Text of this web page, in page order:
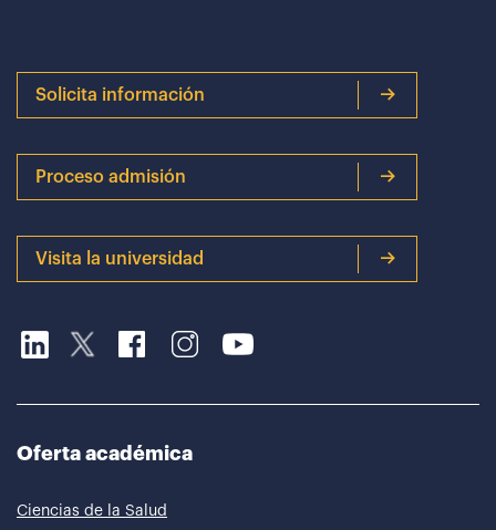
Solicita información
Proceso admisión
Visita la universidad
Oferta académica
Ciencias de la Salud